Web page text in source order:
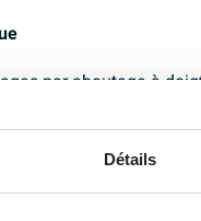
Détails
par aboutage à
Grâce à l’aboutage à
limité et le plateau
Sa structure
de haute